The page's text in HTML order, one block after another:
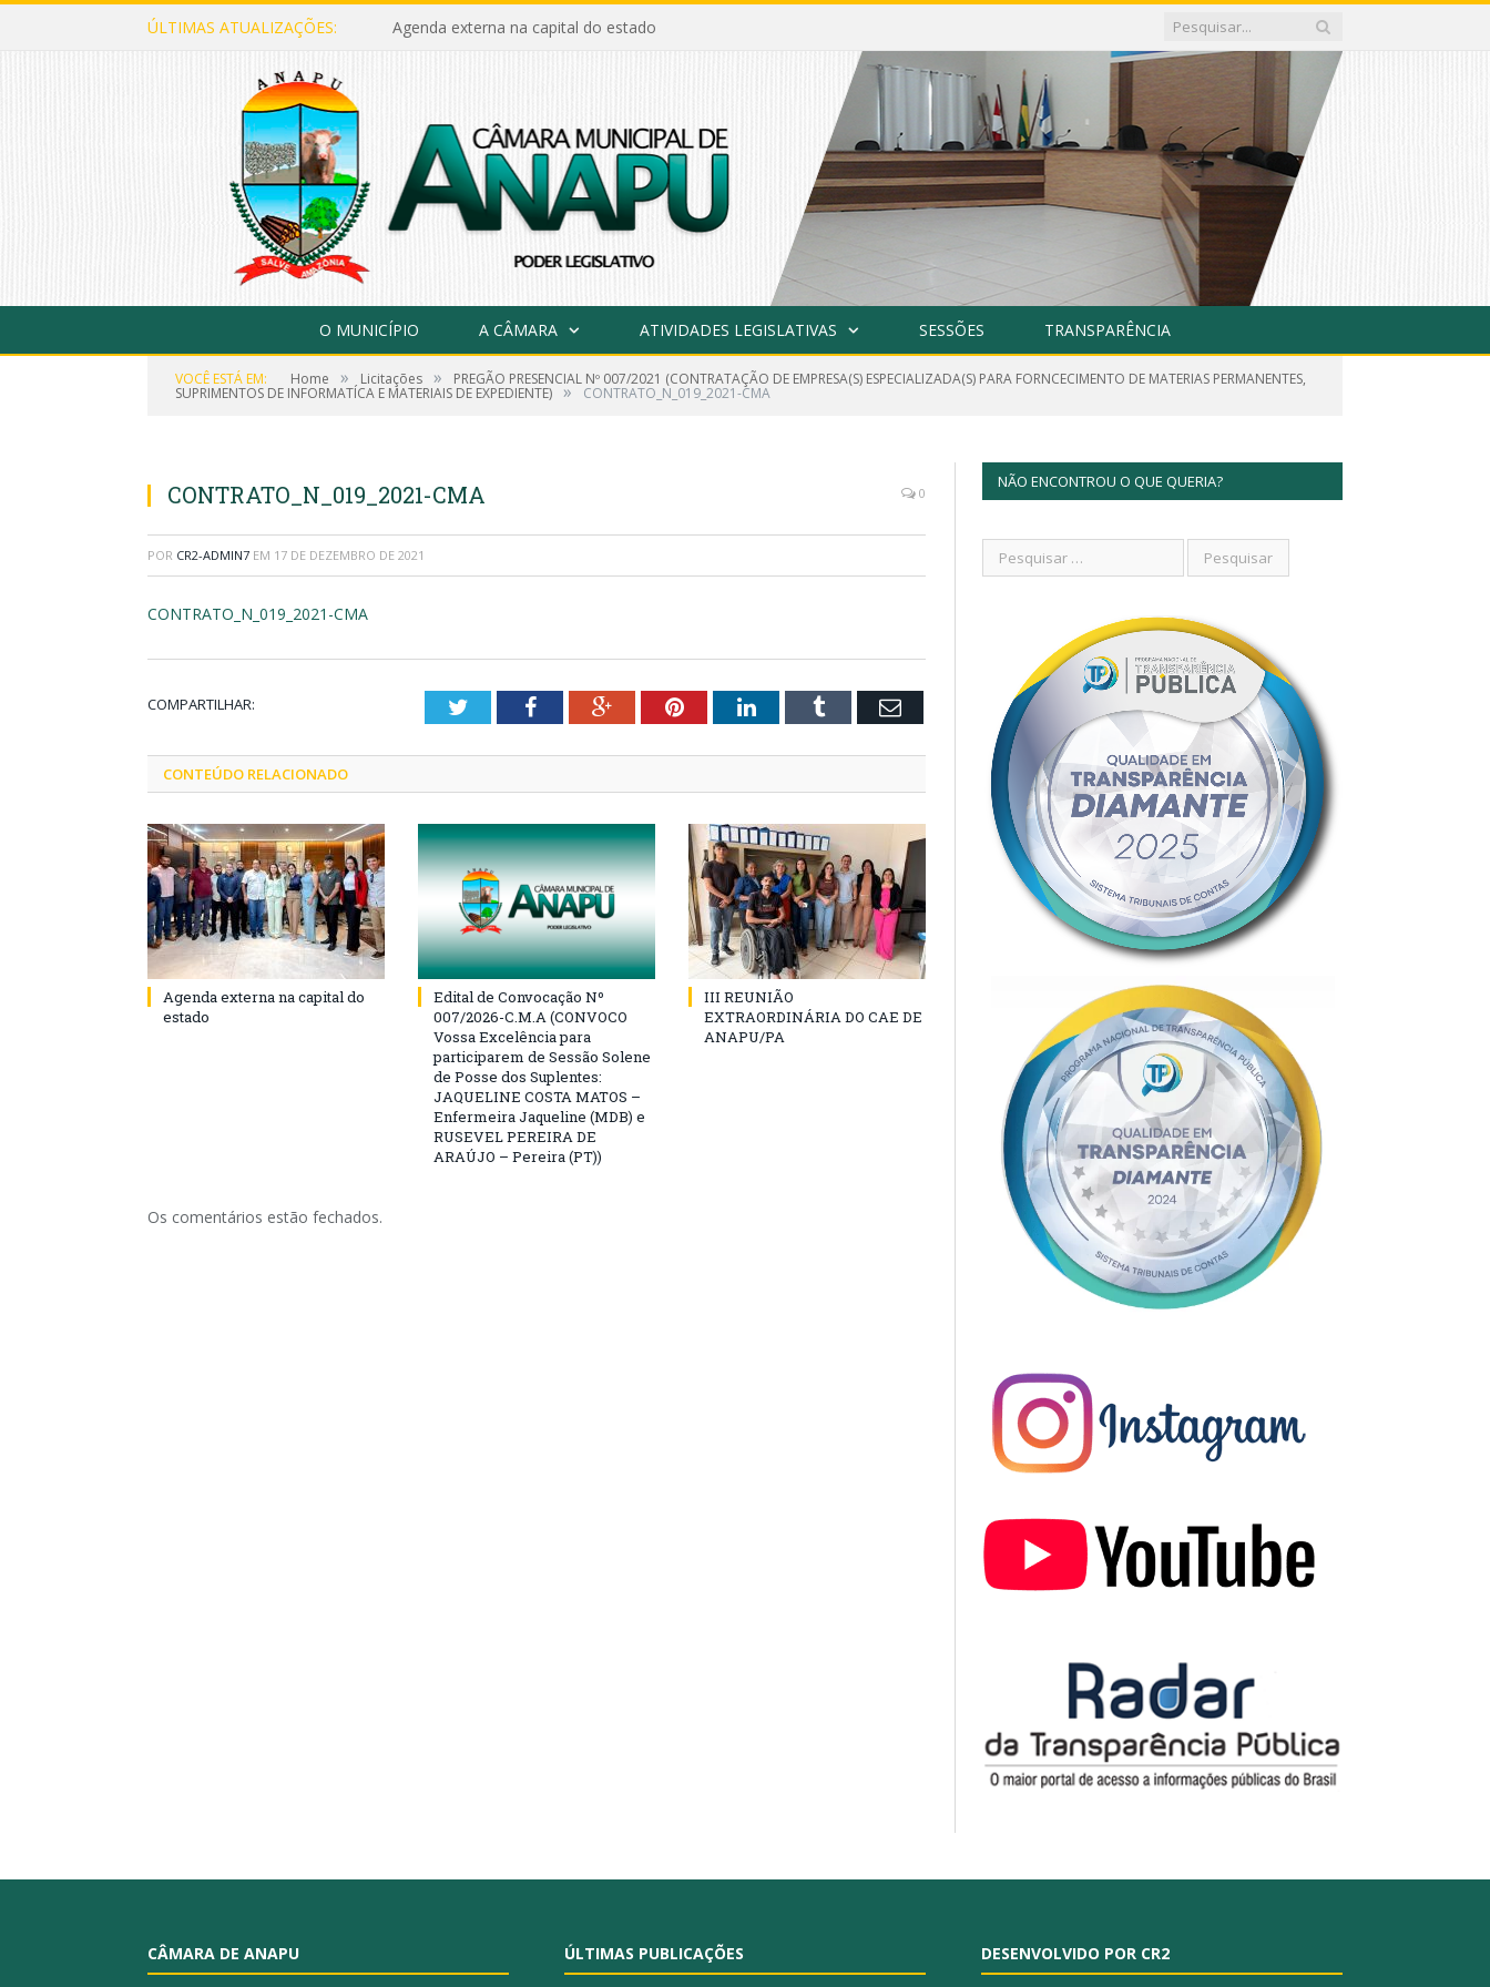
ÚLTIMAS ATUALIZAÇÕES: Agenda externa na capital do estado
O MUNICÍPIO A CÂMARA ATIVIDADES LEGISLATIVAS SESSÕES TRANSPARÊNCIA
VOCÊ ESTÁ EM: Home » Licitações » PREGÃO PRESENCIAL Nº 007/2021 (CONTRATAÇÃO DE EMPRESA(S) ESPECIALIZADA(S) PARA FORNCECIMENTO DE MATERIAS PERMANENTES,
SUPRIMENTOS DE INFORMATÍCA E MATERIAIS DE EXPEDIENTE) » CONTRATO_N_019_2021-CMA
CONTRATO_N_019_2021-CMA 0
POR CR2-ADMIN7 EM 17 DE DEZEMBRO DE 2021
CONTRATO_N_019_2021-CMA
COMPARTILHAR: TwitterFacebookGoogle+PinterestLinkedInTumblr Email
CONTEÚDO RELACIONADO
Agenda externa na capital do
estado
Edital de Convocação Nº
007/2026-C.M.A (CONVOCO
Vossa Excelência para
participarem de Sessão Solene
de Posse dos Suplentes:
JAQUELINE COSTA MATOS –
Enfermeira Jaqueline (MDB) e
RUSEVEL PEREIRA DE
ARAÚJO – Pereira (PT))
III REUNIÃO
EXTRAORDINÁRIA DO CAE DE
ANAPU/PA
Os comentários estão fechados.
NÃO ENCONTROU O QUE QUERIA?
CÂMARA DE ANAPU ÚLTIMAS PUBLICAÇÕES DESENVOLVIDO POR CR2